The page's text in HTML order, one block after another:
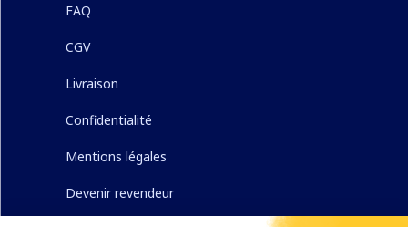
FAQ
CGV
Livraison
Confidentialité
Mentions légales
Devenir revendeur